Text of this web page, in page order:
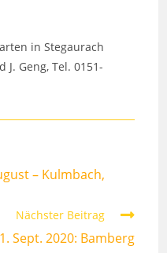
in Stegaurach
J. Geng, Tel. 0151-
– Kulmbach,
Nächster Beitrag
Sept. 2020: Bamberg